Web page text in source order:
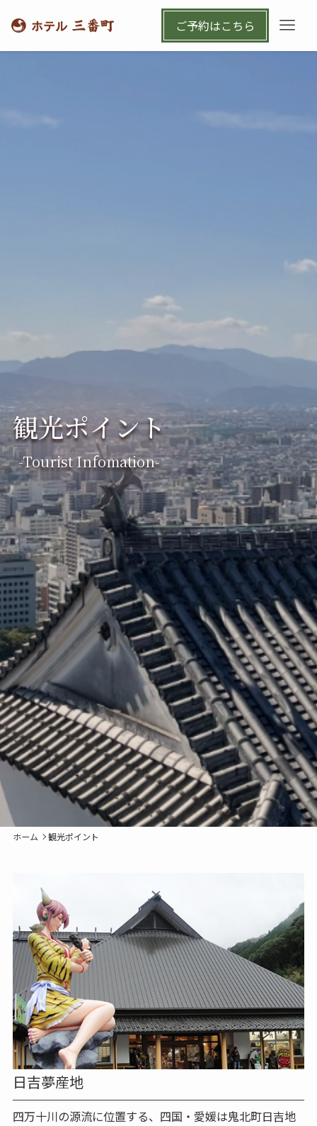
ご予約はこちら
観光ポイント
-tourist Infomation-
ホーム 観光ポイント
日吉夢産地
四万十川の源流に位置する、四国・愛媛は鬼北町日吉地